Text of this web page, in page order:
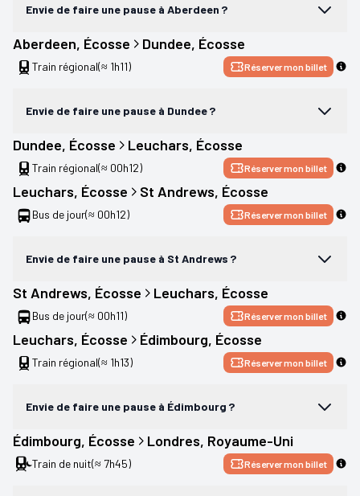
Envie de faire une pause à Aberdeen ?
Aberdeen, Écosse Dundee, Écosse
Train régional(≈ 1h11) Réserver mon billet
Envie de faire une pause à Dundee ?
Dundee, Écosse Leuchars, Écosse
Train régional(≈ 00h12) Réserver mon billet
Leuchars, Écosse St Andrews, Écosse
Bus de jour(≈ 00h12) Réserver mon billet
Envie de faire une pause à St Andrews ?
St Andrews, Écosse Leuchars, Écosse
Bus de jour(≈ 00h11) Réserver mon billet
Leuchars, Écosse Édimbourg, Écosse
Train régional(≈ 1h13) Réserver mon billet
Envie de faire une pause à Édimbourg ?
Édimbourg, Écosse Londres, Royaume-Uni
Train de nuit(≈ 7h45) Réserver mon billet